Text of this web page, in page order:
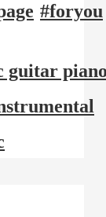
#foryou
guitar